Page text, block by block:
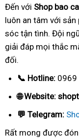
Đến với Shop bao
luôn an tâm với sản
sóc tận tình. Đội
giải đáp mọi thắc
đối.
📞 Hotline: 0969
🌐 Website:
💬 Telegram:
Rất mong được